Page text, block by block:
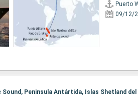
Puerto
09/12/